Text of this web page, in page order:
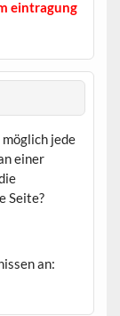
eintragung
jede
einer
Seite?
an: